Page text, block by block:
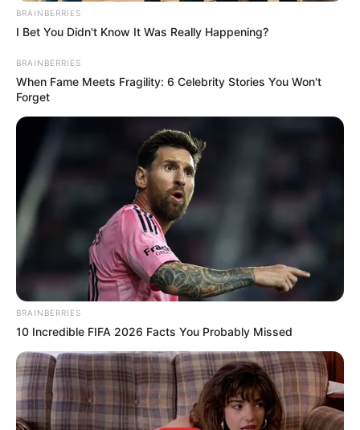
BRAINBERRIES
I Bet You Didn't Know It Was Really Happening?
BRAINBERRIES
When Fame Meets Fragility: 6 Celebrity Stories You Won't
Forget
BRAINBERRIES
10 Incredible FIFA 2026 Facts You Probably Missed